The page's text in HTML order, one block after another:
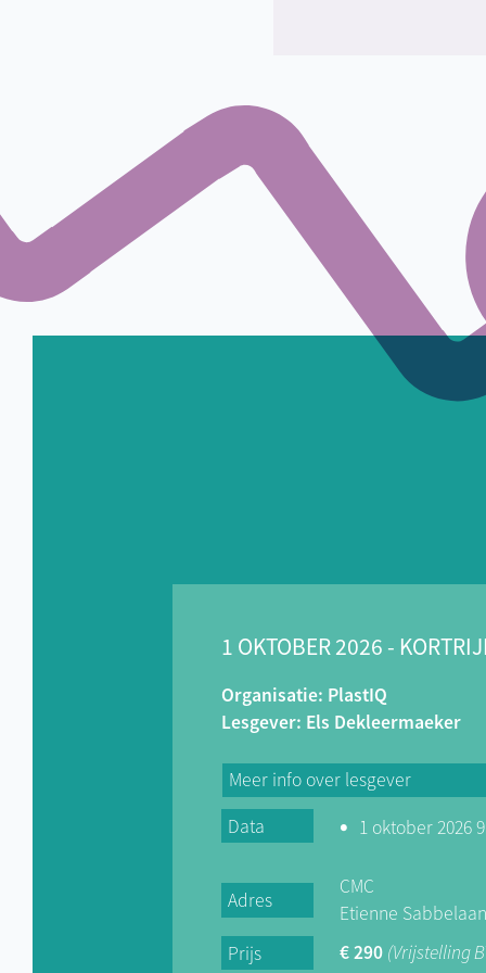
1 OKTOBER 2026 -
Organisatie: PlastIQ
Lesgever: Els Dekleermaeker
Meer info over lesgever
Als opleidingsverantwoordelijke
kunststofverwerkende bedrijven
carrière startte ik als laborant bij
waar ik werkte binnen de
Nadien deed ik ervaring op bij
Data 1 oktober 2026
Adres
CMC
Etienne
Prijs
€ 290 (Vrijstelling